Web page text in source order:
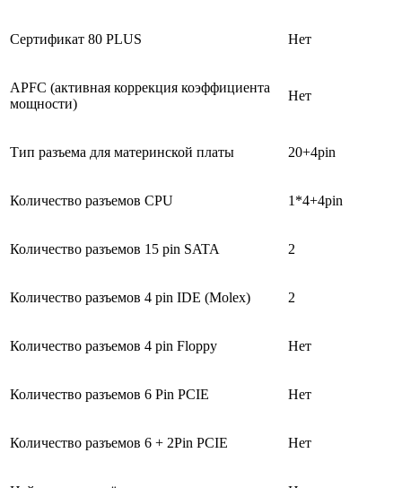
Сертификат 80 PLUS Нет
APFC (активная коррекция коэффициента
мощности)
Нет
Тип разъема для материнской платы 20+4pin
Количество разъемов CPU 1*4+4pin
Количество разъемов 15 pin SATA 2
Количество разъемов 4 pin IDE (Molex) 2
Количество разъемов 4 pin Floppy Нет
Количество разъемов 6 Pin PCIE Нет
Количество разъемов 6 + 2Pin PCIE Нет